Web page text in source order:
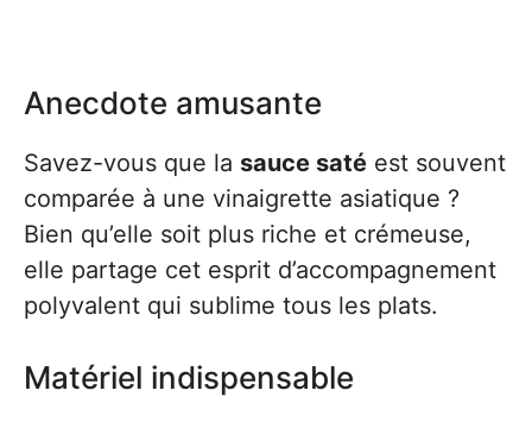
Anecdote amusante
Savez-vous que la sauce saté est souvent
comparée à une vinaigrette asiatique ?
Bien qu’elle soit plus riche et crémeuse,
elle partage cet esprit d’accompagnement
polyvalent qui sublime tous les plats.
Matériel indispensable